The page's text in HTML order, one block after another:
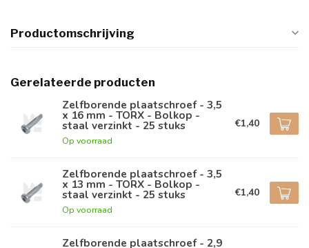
Productomschrijving
Gerelateerde producten
Zelfborende plaatschroef - 3,5
x 16 mm - TORX - Bolkop -
staal verzinkt - 25 stuks
Op voorraad
€1,40
Zelfborende plaatschroef - 3,5
x 13 mm - TORX - Bolkop -
staal verzinkt - 25 stuks
Op voorraad
€1,40
Zelfborende plaatschroef - 2,9